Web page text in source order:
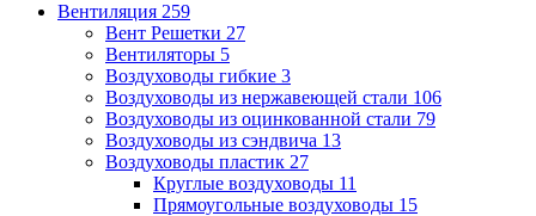
Вентиляция 259
Вент Решетки 27
Вентиляторы 5
Воздуховоды гибкие 3
Воздуховоды из нержавеющей стали 106
Воздуховоды из оцинкованной стали 79
Воздуховоды из сэндвича 13
Воздуховоды пластик 27
Круглые воздуховоды 11
Прямоугольные воздуховоды 15